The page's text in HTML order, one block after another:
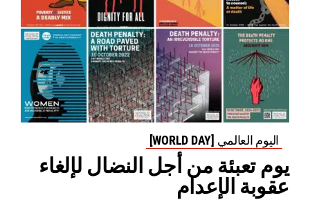
اليوم العالمي [WORLD DAY]
يوم تعبئة من أجل النضال لإلغاء
عقوبة الإعدام